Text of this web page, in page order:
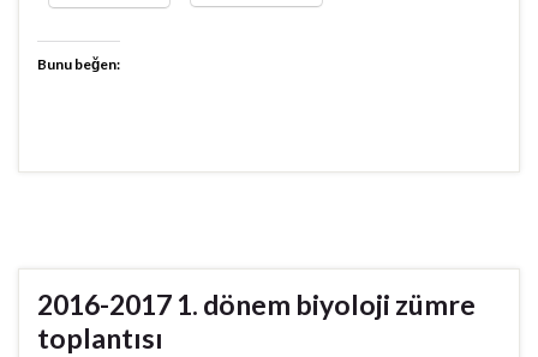
Bunu beğen:
2016-2017 1. dönem biyoloji zümre
toplantısı